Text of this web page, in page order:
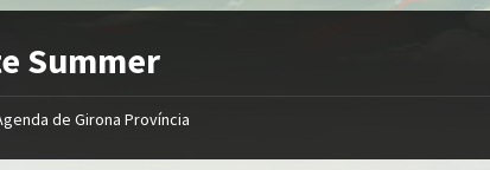
Summer
de Girona Província